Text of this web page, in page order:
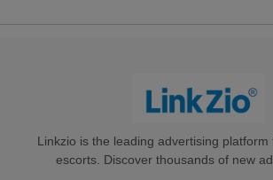
Linkzio is the leading advertising
escorts. Discover thousands of new